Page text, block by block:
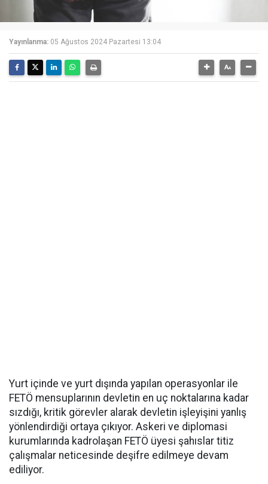
Yayınlanma: 05 Ağustos 2024 Pazartesi 13:04
Yurt içinde ve yurt dışında yapılan operasyonlar ile
FETÖ mensuplarının devletin en uç noktalarına kadar
sızdığı, kritik görevler alarak devletin işleyişini yanlış
yönlendirdiği ortaya çıkıyor. Askeri ve diplomasi
kurumlarında kadrolaşan FETÖ üyesi şahıslar titiz
çalışmalar neticesinde deşifre edilmeye devam
ediliyor.